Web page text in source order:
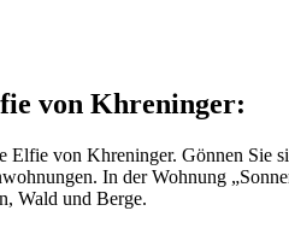
von Khreninger:
von Khreninger. Gönnen Sie
In der Wohnung
Wald und Berge.